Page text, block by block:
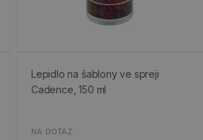
Lepidlo na šablony ve spreji
Cadence, 150 ml
NA DOTAZ